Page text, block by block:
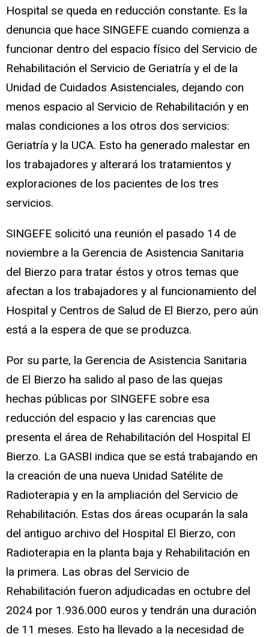
Hospital se queda en reducción constante. Es la
denuncia que hace SINGEFE cuando comienza a
funcionar dentro del espacio físico del Servicio de
Rehabilitación el Servicio de Geriatría y el de la
Unidad de Cuidados Asistenciales, dejando con
menos espacio al Servicio de Rehabilitación y en
malas condiciones a los otros dos servicios:
Geriatría y la UCA. Esto ha generado malestar en
los trabajadores y alterará los tratamientos y
exploraciones de los pacientes de los tres
servicios.
SINGEFE solicitó una reunión el pasado 14 de
noviembre a la Gerencia de Asistencia Sanitaria
del Bierzo para tratar éstos y otros temas que
afectan a los trabajadores y al funcionamiento del
Hospital y Centros de Salud de El Bierzo, pero aún
está a la espera de que se produzca.
Por su parte, la Gerencia de Asistencia Sanitaria
de El Bierzo ha salido al paso de las quejas
hechas públicas por SINGEFE sobre esa
reducción del espacio y las carencias que
presenta el área de Rehabilitación del Hospital El
Bierzo. La GASBI indica que se está trabajando en
la creación de una nueva Unidad Satélite de
Radioterapia y en la ampliación del Servicio de
Rehabilitación. Estas dos áreas ocuparán la sala
del antiguo archivo del Hospital El Bierzo, con
Radioterapia en la planta baja y Rehabilitación en
la primera. Las obras del Servicio de
Rehabilitación fueron adjudicadas en octubre del
2024 por 1.936.000 euros y tendrán una duración
de 11 meses. Esto ha llevado a la necesidad de